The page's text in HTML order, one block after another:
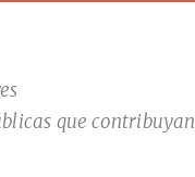
que